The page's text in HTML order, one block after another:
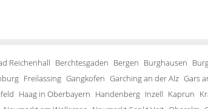
Reichenhall Berchtesgaden Bergen Burghausen
Freilassing Gangkofen Garching an der Alz Gars
Haag in Oberbayern Handenberg Inzell Kaprun